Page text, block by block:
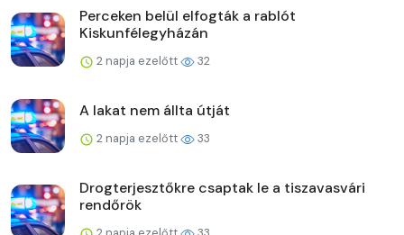
Perceken belül elfogták a rablót
Kiskunfélegyházán
2 napja ezelőtt 32
A lakat nem állta útját
2 napja ezelőtt 33
Drogterjesztőkre csaptak le a tiszavasvári
rendőrök